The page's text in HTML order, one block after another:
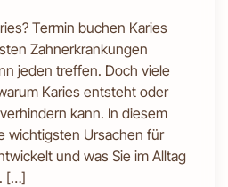
Termin buchen Karies
Zahnerkrankungen
jeden treffen. Doch viele
Karies entsteht oder
kann. In diesem
wichtigsten Ursachen für
und was Sie im Alltag
[…]